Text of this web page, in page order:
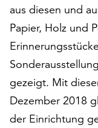
können
Ihr
Einverständnis
jederzeit
ändern
und
widerrufen.
Dafür
steht
aus diesen und
Papier, Holz und
gezeigt. Mit
Dezember 2018
der Einrichtung